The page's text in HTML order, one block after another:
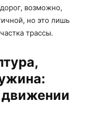
возможно,
но это лишь
трассы.